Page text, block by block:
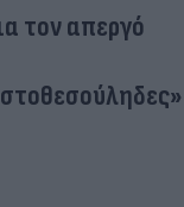
τον απεργό